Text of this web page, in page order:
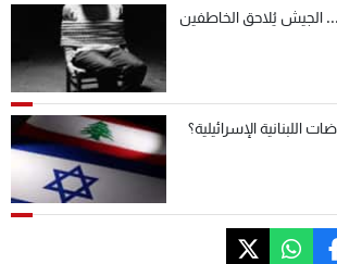
يُلاحق الخاطفين
اللبنانية الإسرائيلية؟